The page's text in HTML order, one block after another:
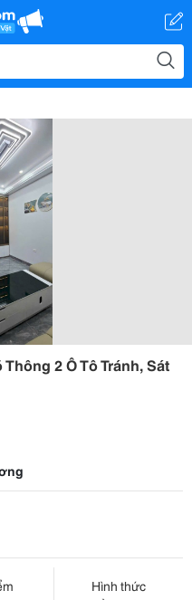
2 Ô Tô Tránh, Sát
Hình thức